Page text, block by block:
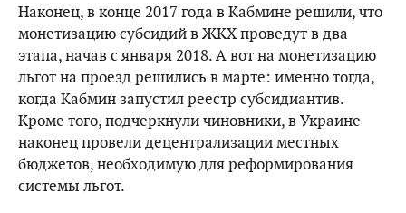
Наконец, в конце 2017 года в Кабмине решили, что
монетизацию субсидий в ЖКХ проведут в два
этапа, начав с января 2018. А вот на монетизацию
льгот на проезд решились в марте: именно тогда,
когда Кабмин запустил реестр субсидиантив.
Кроме того, подчеркнули чиновники, в Украине
наконец провели децентрализации местных
бюджетов, необходимую для реформирования
системы льгот.